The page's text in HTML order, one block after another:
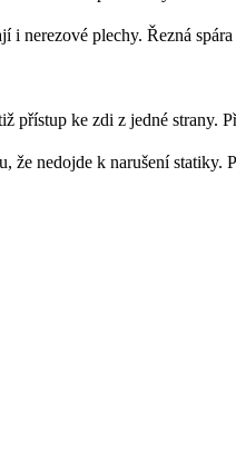
nerezové plechy. Řezná
ke zdi z jedné strany.
nedojde k narušení statiky.